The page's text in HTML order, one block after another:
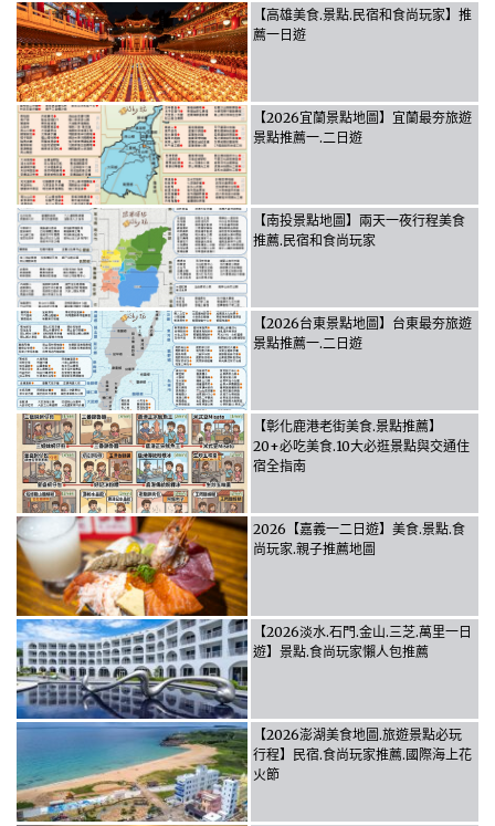
【高雄美食.景點.民宿和食尚玩家】推
薦一日遊
【2026宜蘭景點地圖】宜蘭最夯旅遊
景點推薦一.二日遊
【南投景點地圖】兩天一夜行程美食
推薦.民宿和食尚玩家
【2026台東景點地圖】台東最夯旅遊
景點推薦一.二日遊
【彰化鹿港老街美食.景點推薦】
20+必吃美食.10大必逛景點與交通住
宿全指南
2026【嘉義一二日遊】美食.景點.食
尚玩家.親子推薦地圖
【2026淡水.石門.金山.三芝.萬里一日
遊】景點.食尚玩家懶人包推薦
【2026澎湖美食地圖.旅遊景點必玩
行程】民宿.食尚玩家推薦.國際海上花
火節